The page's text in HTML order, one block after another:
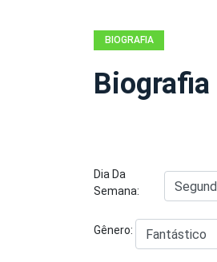
BIOGRAFIA
Biografia
Dia Da
Semana:
Gênero: